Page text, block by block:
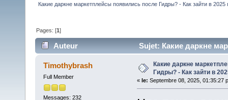
Какие даркне маркетплейсы появились после Гидры? - Как зайти в 2025
Pages: [1]
Auteur
Sujet: Какие даркне
(Lu 109 fois)
Timothybrash
Full Member
Messages: 232
Какие даркне
Гидры? - Как зайти в
« le: Septembre 08, 2025, 01:35:27